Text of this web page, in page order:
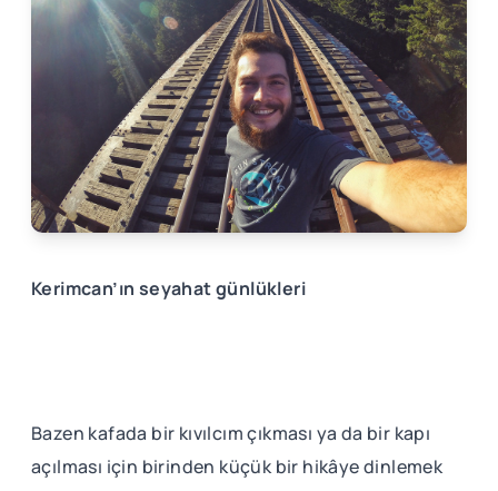
Kerimcan’ın seyahat günlükleri
Bazen kafada bir kıvılcım çıkması ya da bir kapı
açılması için birinden küçük bir hikâye dinlemek